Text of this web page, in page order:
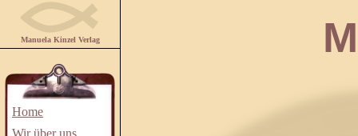
Manuela Kinzel Verlag
Home
Wir über uns